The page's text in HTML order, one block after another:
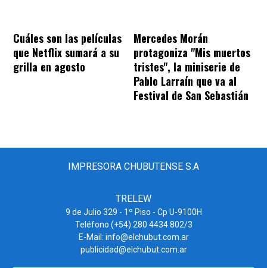
Cuáles son las películas
que Netflix sumará a su
grilla en agosto
Mercedes Morán
protagoniza "Mis muertos
tristes", la miniserie de
Pablo Larraín que va al
Festival de San Sebastián
IMPRESORA CHUBUTENSE S.A
TRELEW
9 de Julio 329 - 1º Piso - Cp U-9100H
Teléfono (+54) 280 4434 802/3
E-Mail: info@elchubut.com.ar
publicidad@elchubut.com.ar